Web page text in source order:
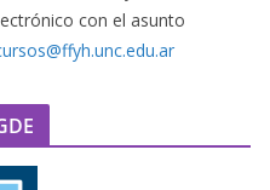
con el asunto